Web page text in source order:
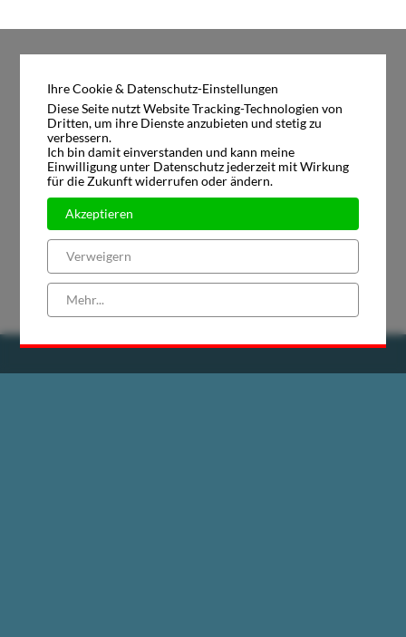
Ihre Cookie & Datenschutz-Einstellungen
Diese Seite nutzt Website Tracking-Technologien von
Dritten, um ihre Dienste anzubieten und stetig zu
verbessern.
Ich bin damit einverstanden und kann meine
Einwilligung unter Datenschutz jederzeit mit Wirkung
für die Zukunft widerrufen oder ändern.
Akzeptieren
Verweigern
Mehr...